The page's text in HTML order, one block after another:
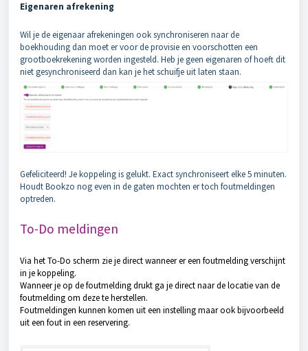
Eigenaren afrekening
Wil je de eigenaar afrekeningen ook synchroniseren naar de
boekhouding dan moet er voor de provisie en voorschotten een
grootboekrekening worden ingesteld. Heb je geen eigenaren of hoeft dit
niet gesynchroniseerd dan kan je het schuifje uit laten staan.
Gefeliciteerd! Je koppeling is gelukt. Exact synchroniseert elke 5 minuten.
Houdt Bookzo nog even in de gaten mochten er toch foutmeldingen
optreden.
To-Do meldingen
Via het To-Do scherm zie je direct wanneer er een foutmelding verschijnt
in je koppeling.
Wanneer je op de foutmelding drukt ga je direct naar de locatie van de
foutmelding om deze te herstellen.
Foutmeldingen kunnen komen uit een instelling maar ook bijvoorbeeld
uit een fout in een reservering.